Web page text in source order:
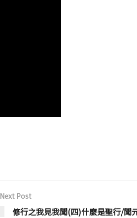
Next Post
修行之我見我聞(四)什麼是聖行/聞